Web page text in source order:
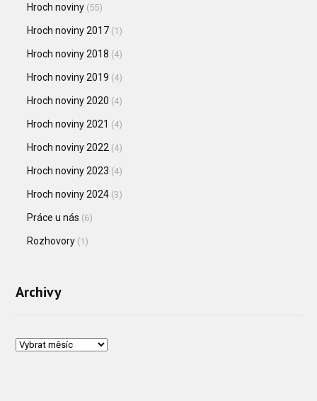
Hroch noviny (55)
Hroch noviny 2017 (1)
Hroch noviny 2018 (4)
Hroch noviny 2019 (4)
Hroch noviny 2020 (4)
Hroch noviny 2021 (4)
Hroch noviny 2022 (4)
Hroch noviny 2023 (4)
Hroch noviny 2024 (3)
Práce u nás (6)
Rozhovory (1)
Archivy